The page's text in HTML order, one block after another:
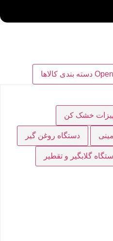
Open دسته بندی کالاها
خشک کن
دستگاه روغن گیر
گلابگیر و تقطیر